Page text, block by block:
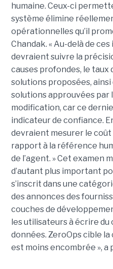
humaine. Ceux-ci
système élimine
opérationnelles qu’il
Chandak. « Au-delà de
devraient suivre la
causes profondes, le taux
solutions proposées,
solutions approuvées par
modification, car ce
indicateur de confiance.
devraient mesurer le
rapport à la référence
de l’agent. » Cet examen
d’autant plus important
s’inscrit dans une
des annonces des
couches de
les utilisateurs à écrire
données. ZeroOps cible
est moins encombrée », a